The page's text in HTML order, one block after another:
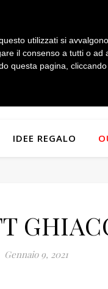
IDEE REGALO
Gennaio 9, 2021
utilizzati si
il consenso a tutti o ad
questa pagina,